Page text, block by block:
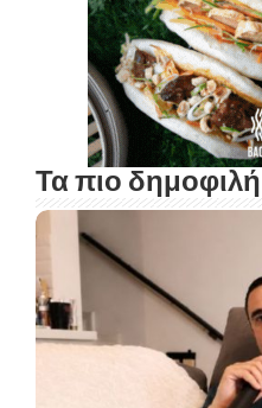
Τα πιο δημοφιλή